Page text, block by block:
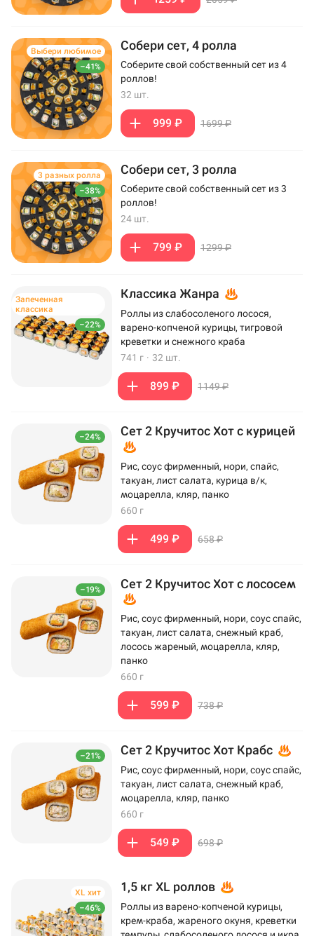
–41%
Выбери любимое Собери сет, 4 ролла
Соберите свой собственный сет из 4
роллов!
32 шт.
999 ₽ 1699 ₽
–38%
3 разных ролла Собери сет, 3 ролла
Соберите свой собственный сет из 3
роллов!
24 шт.
799 ₽ 1299 ₽
–22%
Запеченная
классика
Классика Жанра
Роллы из слабосоленого лосося,
варено-копченой курицы, тигровой
креветки и снежного краба
741 г · 32 шт.
899 ₽ 1149 ₽
–24% Сет 2 Кручитос Хот с курицей
Рис, соус фирменный, нори, спайс,
такуан, лист салата, курица в/к,
моцарелла, кляр, панко
660 г
499 ₽ 658 ₽
–19% Сет 2 Кручитос Хот с лососем
Рис, соус фирменный, нори, соус спайс,
такуан, лист салата, снежный краб,
лосось жареный, моцарелла, кляр,
панко
660 г
599 ₽ 738 ₽
–21% Сет 2 Кручитос Хот Крабс
Рис, соус фирменный, нори, соус спайс,
такуан, лист салата, снежный краб,
моцарелла, кляр, панко
660 г
549 ₽ 698 ₽
–46%
XL хит 1,5 кг XL роллов
Роллы из варено-копченой курицы,
крем-краба, жареного окуня, креветки